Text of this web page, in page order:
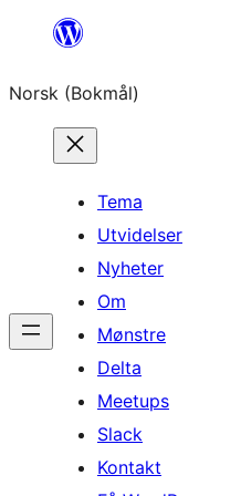
Hopp
innhold
Norsk (Bokmål)
Tema
Utvidelser
Nyheter
Om
Mønstre
Delta
Meetups
Slack
Kontakt